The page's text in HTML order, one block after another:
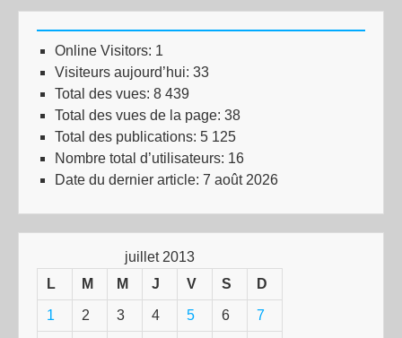
Online Visitors: 1
Visiteurs aujourd’hui: 33
Total des vues: 8 439
Total des vues de la page: 38
Total des publications: 5 125
Nombre total d’utilisateurs: 16
Date du dernier article: 7 août 2026
juillet 2013
L
M M J V S D
1 2 3 4 5 6 7